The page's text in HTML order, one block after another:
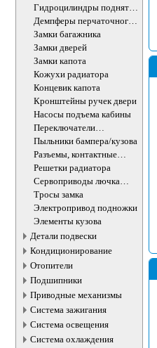
Гидроцилиндры поднятия
кабины
Демпферы перчаточного
ящика
Замки багажника
Замки дверей
Замки капота
Кожухи радиатора
Концевик капота
Кронштейны ручек двери
Насосы подъема кабины
Переключатели
подрулевые
Пыльники бампера/кузова
Разъемы, контактные
группы
Решетки радиатора
Сервоприводы лючка
бензобака
Тросы замка
Электропривод подножки
Элементы кузова
Детали подвески
Кондиционирование
Отопители
Подшипники
Приводные механизмы
Система зажигания
Система освещения
Система охлаждения